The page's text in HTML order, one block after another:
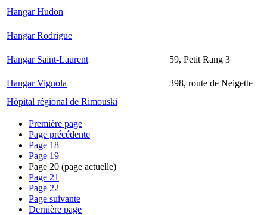
Hangar Hudon
Hangar Rodrigue
Hangar Saint-Laurent 59, Petit Rang 3
Hangar Vignola
398, route de Neigette
Hôpital régional de Rimouski
Première page
Page précédente
Page 18
Page 19
Page 20 (page actuelle)
Page 21
Page 22
Page suivante
Dernière page